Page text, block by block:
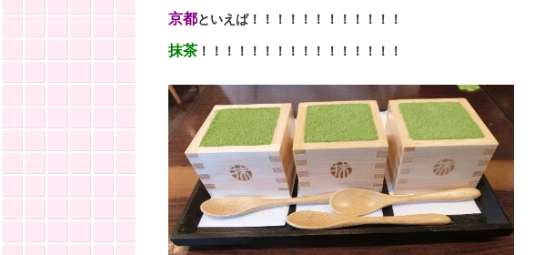
京都といえば！！！！！！！！！！！！
抹茶 ！！！！！！！！！！！！！！！！